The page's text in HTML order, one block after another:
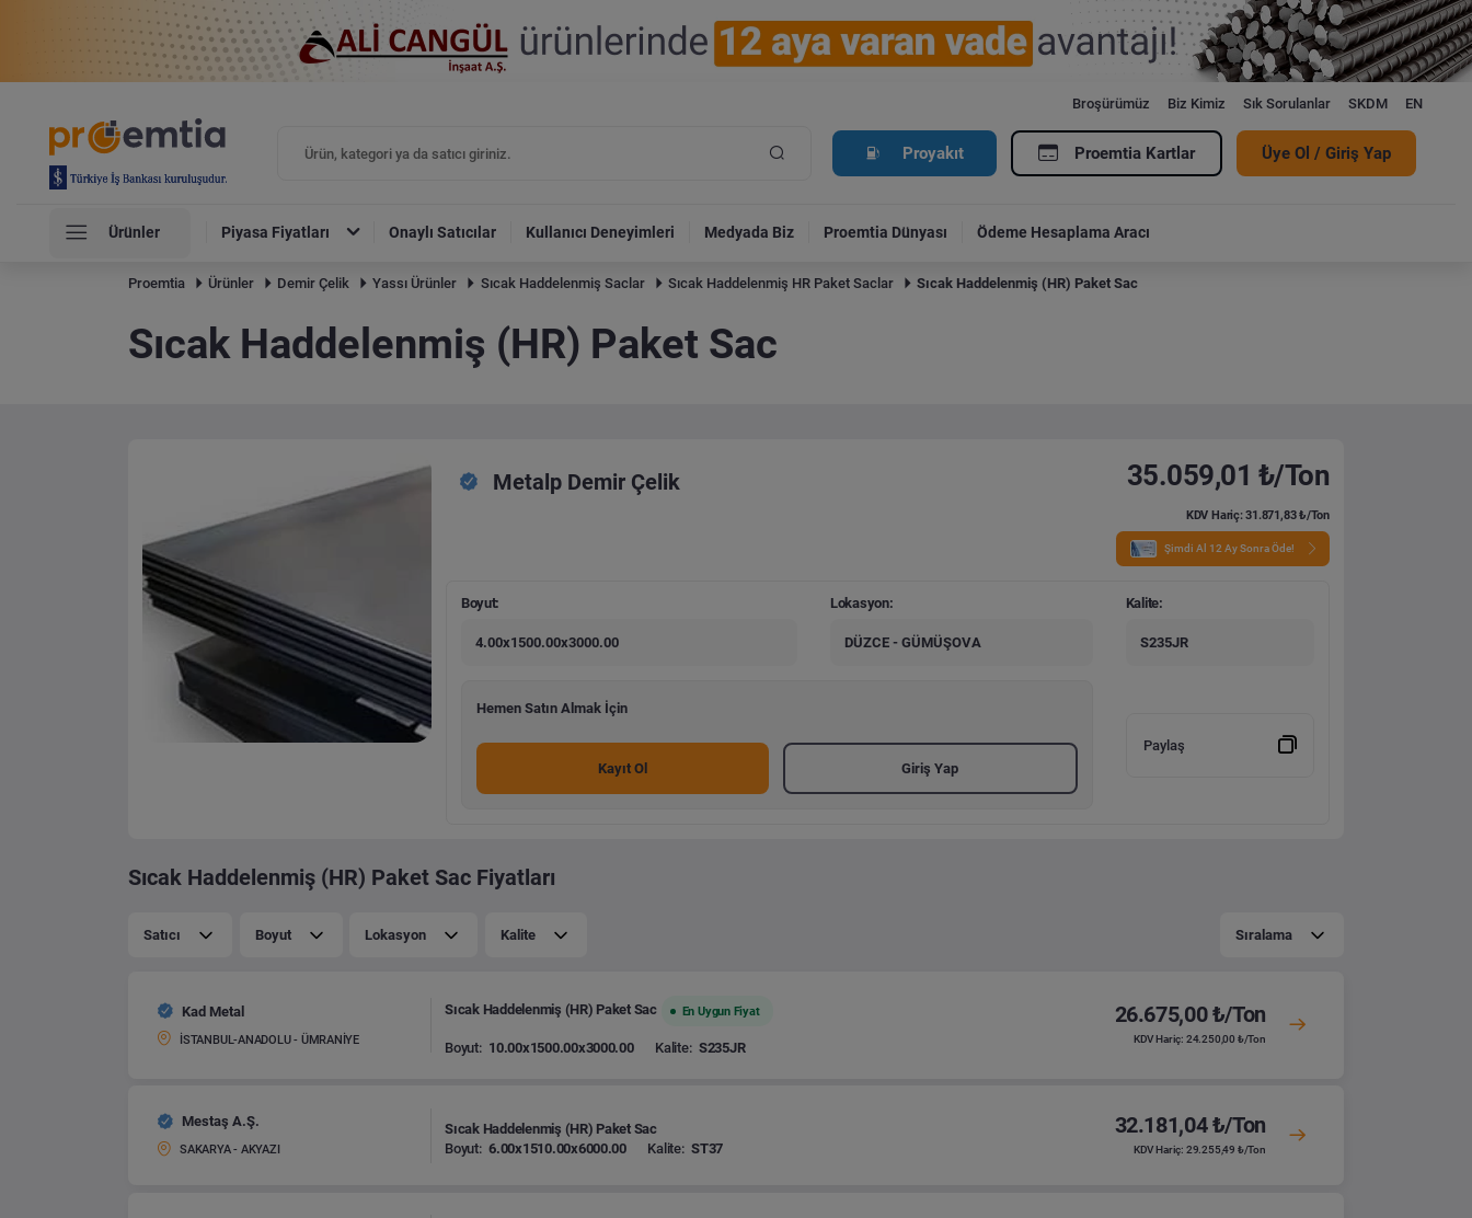
Broşürümüz Biz Kimiz Sık Sorulanlar SKDM EN
Proyakıt Proemtia Kartlar Üye Ol / Giriş Yap
Ürünler Piyasa Fiyatları Onaylı Satıcılar Kullanıcı Deneyimleri Medyada Biz Proemtia Dünyası Ödeme Hesaplama Aracı
Proemtia Ürünler Demir Çelik Yassı Ürünler Sıcak Haddelenmiş Saclar Sıcak Haddelenmiş HR Paket Saclar Sıcak Haddelenmiş (HR) Paket Sac
Sıcak Haddelenmiş (HR) Paket Sac
Metalp Demir Çelik 35.059,01 ₺/Ton
KDV Hariç: 31.871,83 ₺/Ton
Şimdi Al 12 Ay Sonra Öde!
Boyut:
4.00x1500.00x3000.00
Lokasyon:
DÜZCE - GÜMÜŞOVA
Kalite:
S235JR
Hemen Satın Almak İçin
Kayıt Ol Giriş Yap
Paylaş
Sıcak Haddelenmiş (HR) Paket Sac Fiyatları
Satıcı Boyut Lokasyon Kalite Sıralama
Kad Metal
İSTANBUL-ANADOLU - ÜMRANİYE
Sıcak Haddelenmiş (HR) Paket Sac En Uygun Fiyat
Boyut: 10.00x1500.00x3000.00 Kalite: S235JR
26.675,00 ₺/Ton
KDV Hariç: 24.250,00 ₺/Ton
Mestaş A.Ş.
SAKARYA - AKYAZI
Sıcak Haddelenmiş (HR) Paket Sac
Boyut: 6.00x1510.00x6000.00 Kalite: ST37
32.181,04 ₺/Ton
KDV Hariç: 29.255,49 ₺/Ton